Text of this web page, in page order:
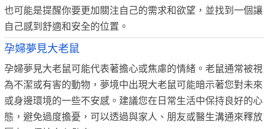
也可能是提醒你要更加關注自己的需求和欲望，並找到一個讓
自己感到舒適和安全的位置。
孕婦夢見大老鼠
孕婦夢見大老鼠可能代表著擔心或焦慮的情緒。老鼠通常被視
為不潔或有害的動物，夢境中出現大老鼠可能暗示著您對未來
或身邊環境的一些不安感。建議您在日常生活中保持良好的心
態，避免過度擔憂，可以透過與家人、朋友或醫生溝通來釋放